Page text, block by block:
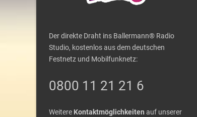
Der direkte Draht ins Ballermann® Radio
Studio, kostenlos aus dem deutschen
Festnetz und Mobilfunknetz:
0800 11 21 21 6
Weitere Kontaktmöglichkeiten auf unserer